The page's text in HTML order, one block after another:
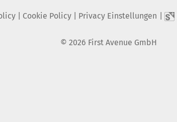
| Cookie Policy| Privacy Einstellungen
© 2026 First Avenue GmbH